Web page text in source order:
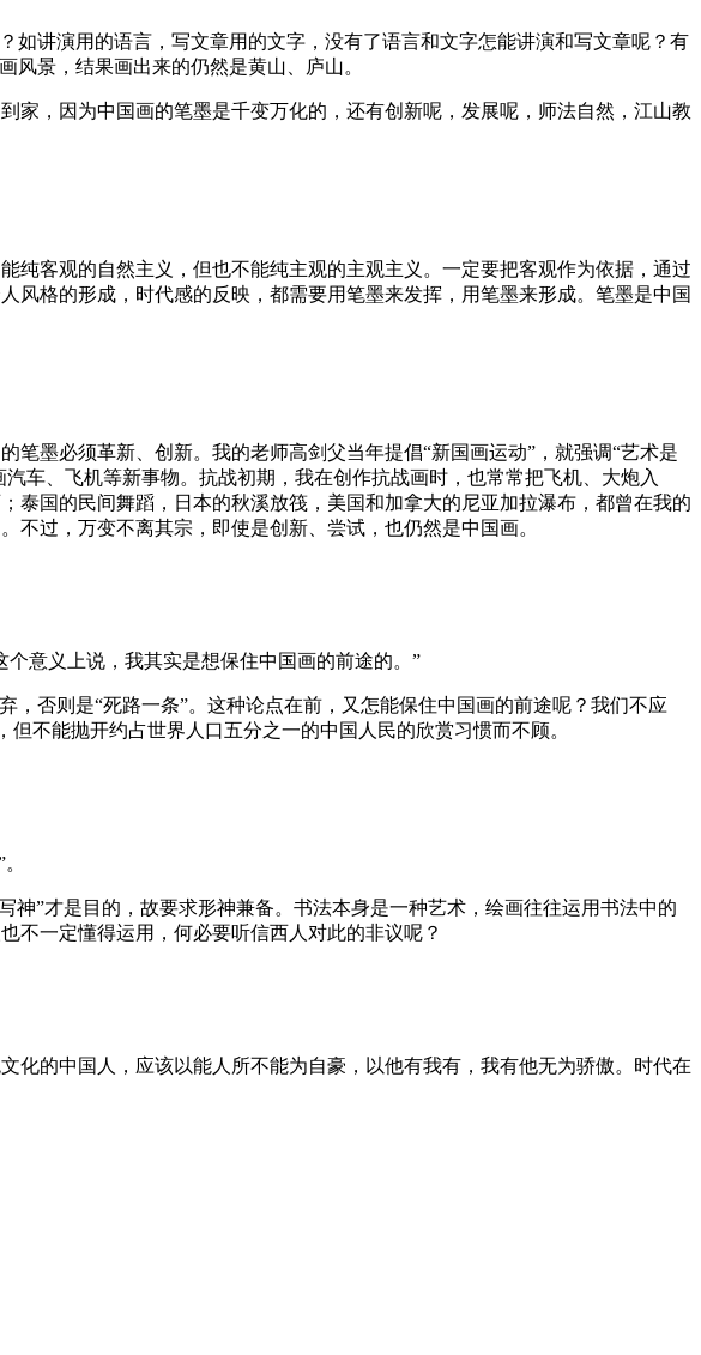
如讲演用的语言，写文章用的文字，没有了语言和文字怎能讲演和写文章呢？有
风景，结果画出来的仍然是黄山、庐山。
家，因为中国画的笔墨是千变万化的，还有创新呢，发展呢，师法自然，江山教
纯客观的自然主义，但也不能纯主观的主观主义。一定要把客观作为依据，通过
格的形成，时代感的反映，都需要用笔墨来发挥，用笔墨来形成。笔墨是中国
墨必须革新、创新。我的老师高剑父当年提倡“新国画运动”，就强调“艺术是
车、飞机等新事物。抗战初期，我在创作抗战画时，也常常把飞机、大炮入
泰国的民间舞蹈，日本的秋溪放筏，美国和加拿大的尼亚加拉瀑布，都曾在我的
过，万变不离其宗，即使是创新、尝试，也仍然是中国画。
意义上说，我其实是想保住中国画的前途的。”
否则是“死路一条”。这种论点在前，又怎能保住中国画的前途呢？我们不应
不能抛开约占世界人口五分之一的中国人民的欣赏习惯而不顾。
神”才是目的，故要求形神兼备。书法本身是一种艺术，绘画往往运用书法中的
不一定懂得运用，何必要听信西人对此的非议呢？
化的中国人，应该以能人所不能为自豪，以他有我有，我有他无为骄傲。时代在